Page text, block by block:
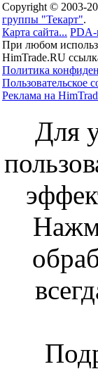
Copyright © 2003-
группы "Текарт".
Карта сайта... PDA-
При любом
HimTrade.RU
Политика
Пользовательское
Реклама на
Для